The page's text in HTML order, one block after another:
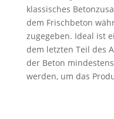
klassisches
dem Frischbeton
zugegeben. Ideal ist
dem letzten Teil des
der Beton
werden, um das